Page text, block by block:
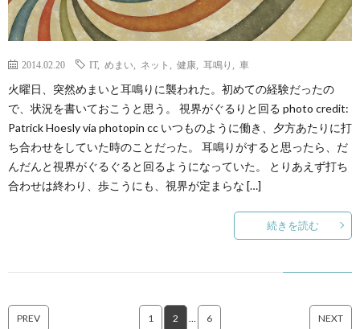
2014.02.20 IT, めまい ネット 健康 耳鳴り 車
火曜日、突然めまいと耳鳴りに襲われた。初めての経験だったの
で、状況を書いておこうと思う。 視界がぐるりと回る photo credit:
Patrick Hoesly via photopin cc いつものように働き、夕方あたりに打
ち合わせをしていた時のことだった。 耳鳴りがすると思ったら、だ
んだんと視界がぐるぐると回るようになっていた。 とりあえず打ち
合わせは終わり、歩こうにも、視界が定まらな […]
続きを読む
PREV 1 2 6 NEXT